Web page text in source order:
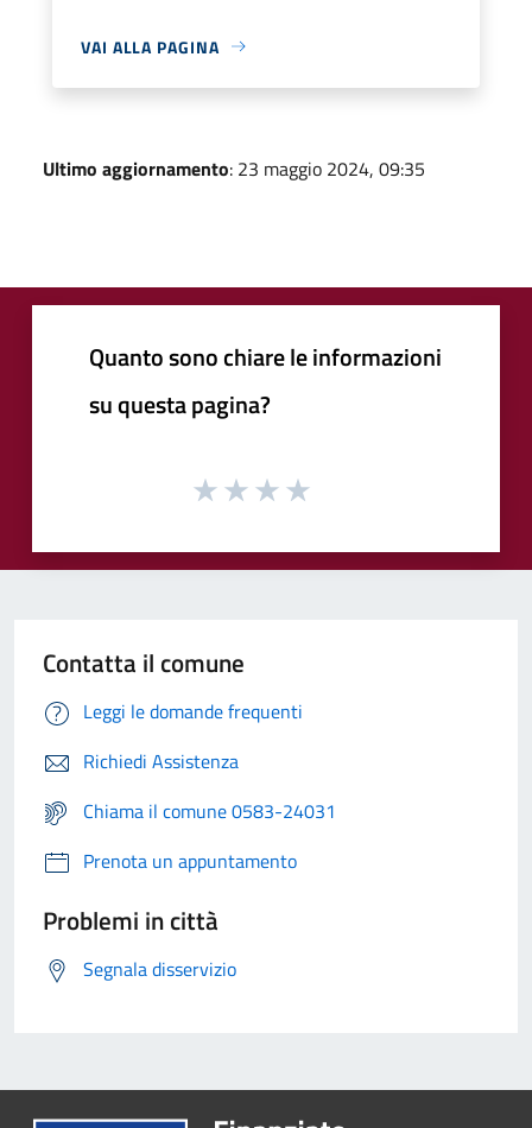
VAI ALLA PAGINA
Ultimo aggiornamento: 23 maggio 2024, 09:35
Quanto sono chiare le informazioni
su questa pagina?
Contatta il comune
Leggi le domande frequenti
Richiedi Assistenza
Chiama il comune 0583-24031
Prenota un appuntamento
Problemi in città
Segnala disservizio